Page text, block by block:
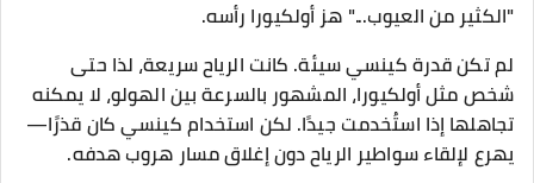
"الكثير من العيوب..." هز أولكيورا رأسه.
لم تكن قدرة كينسي سيئة. كانت الرياح سريعة، لذا حتى
شخص مثل أولكيورا، المشهور بالسرعة بين الهولو، لا يمكنه
تجاهلها إذا استُخدمت جيدًا. لكن استخدام كينسي كان قذرًا—
يهرع لإلقاء سواطير الرياح دون إغلاق مسار هروب هدفه.